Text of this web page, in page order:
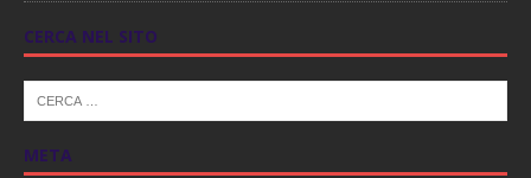
CERCA NEL SITO
META